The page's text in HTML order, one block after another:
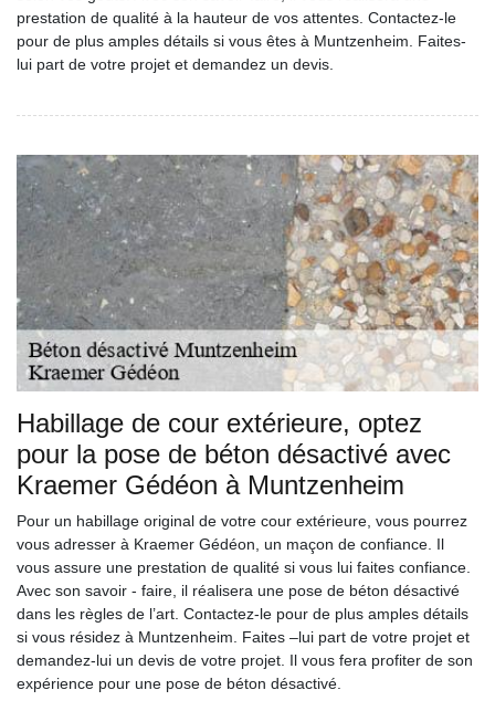
prestation de qualité à la hauteur de vos attentes. Contactez-le
pour de plus amples détails si vous êtes à Muntzenheim. Faites-
lui part de votre projet et demandez un devis.
Habillage de cour extérieure, optez
pour la pose de béton désactivé avec
Kraemer Gédéon à Muntzenheim
Pour un habillage original de votre cour extérieure, vous pourrez
vous adresser à Kraemer Gédéon, un maçon de confiance. Il
vous assure une prestation de qualité si vous lui faites confiance.
Avec son savoir - faire, il réalisera une pose de béton désactivé
dans les règles de l’art. Contactez-le pour de plus amples détails
si vous résidez à Muntzenheim. Faites –lui part de votre projet et
demandez-lui un devis de votre projet. Il vous fera profiter de son
expérience pour une pose de béton désactivé.